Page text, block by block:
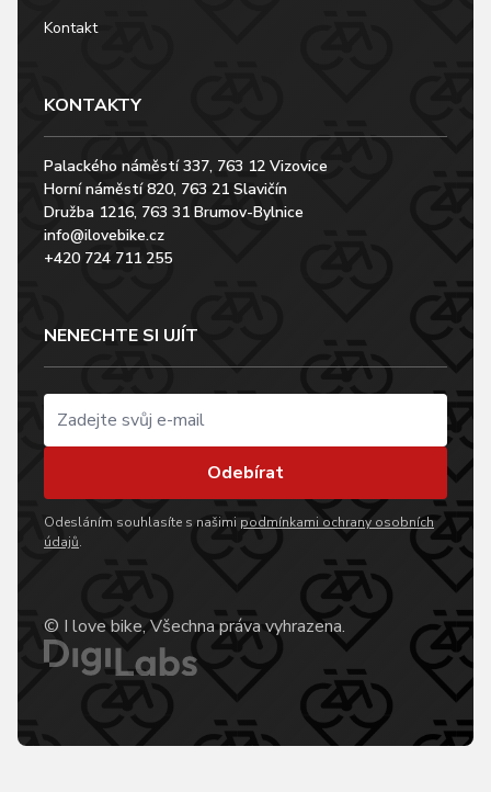
Kontakt
KONTAKTY
Palackého náměstí 337, 763 12 Vizovice
Horní náměstí 820, 763 21 Slavičín
Družba 1216, 763 31 Brumov-Bylnice
info@ilovebike.cz
+420 724 711 255
NENECHTE SI UJÍT
Odebírat
Odesláním souhlasíte s našimi podmínkami ochrany osobních
údajů.
© I love bike, Všechna práva vyhrazena.